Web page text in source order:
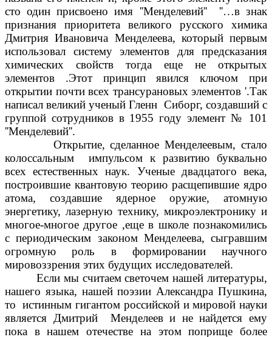
сто один присвоено имя ''Менделевий'' ''…в знак
признания приоритета великого русского химика
Дмитрия Ивановича Менделеева, который первым
использовал систему элементов для предсказания
химических свойств тогда еще не открытых
элементов .Этот принцип явился ключом при
открытии почти всех трансурановых элементов '.Так
написал великий ученый Гленн Сиборг, создавший с
группой сотрудников в 1955 году элемент № 101
''Менделевий''.
Открытие, сделанное Менделеевым, стало
колоссальным импульсом к развитию буквально
всех естественных наук. Ученые двадцатого века,
построившие квантовую теорию расщепившие ядро
атома, создавшие ядерное оружие, атомную
энергетику, лазерную технику, микроэлектронику и
многое-многое другое ,еще в школе познакомились
с периодическим законом Менделеева, сыгравшим
огромную роль в формировании научного
мировоззрения этих будущих исследователей.
Если мы считаем светочем нашей литературы,
нашего языка, нашей поэзии Александра Пушкина,
то истинным гигантом российской и мировой науки
является Дмитрий Менделеев и не найдется ему
пока в нашем отечестве на этом поприще более